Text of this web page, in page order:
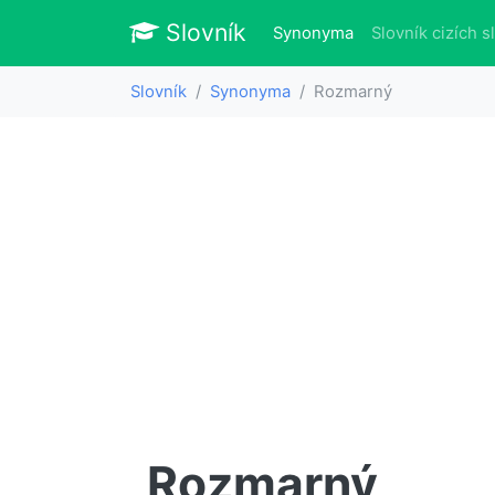
Slovník Slovník
Synonyma(aktuálně)
Slovník cizích
Slovník Synonyma Rozmarný
Rozmarný